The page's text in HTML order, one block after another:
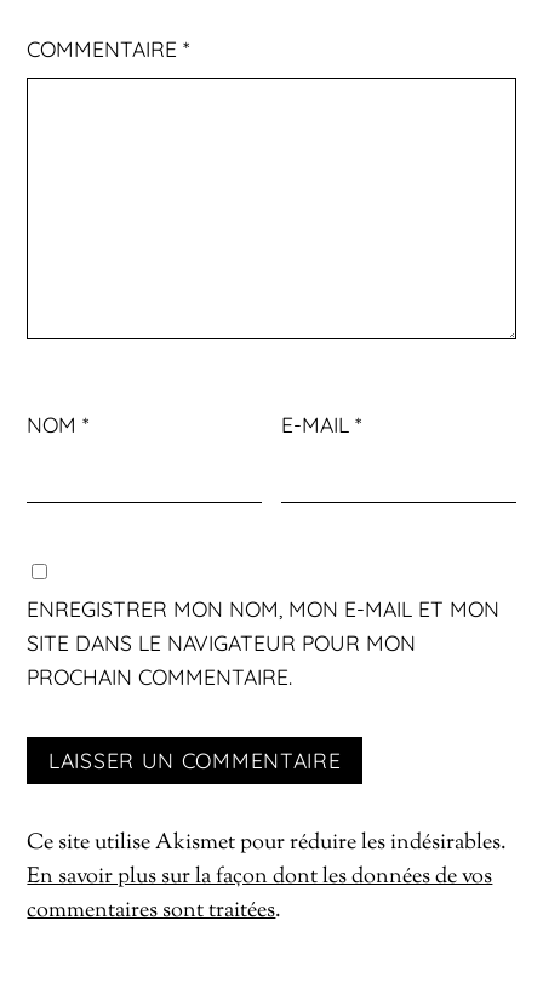
COMMENTAIRE*
NOM* E-MAIL*
ENREGISTRER MON NOM, MON E-MAIL ET MON
SITE DANS LE NAVIGATEUR POUR MON
PROCHAIN COMMENTAIRE.
Ce site utilise Akismet pour réduire les indésirables.
En savoir plus sur la façon dont les données de vos
commentaires sont traitées.